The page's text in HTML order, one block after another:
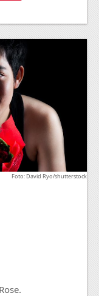
Foto: David Ryo/shutterstock